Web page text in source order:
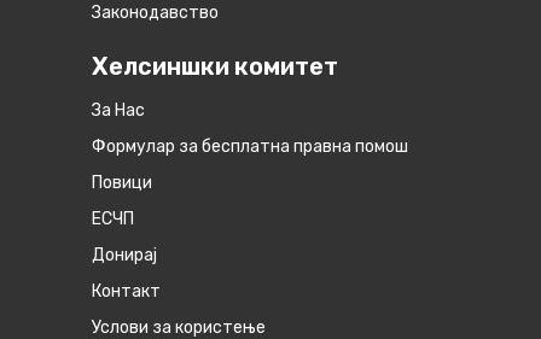
Законодавство
Хелсиншки комитет
За Нас
Формулар за бесплатна правна помош
Повици
ЕСЧП
Донирај
Контакт
Услови за користење